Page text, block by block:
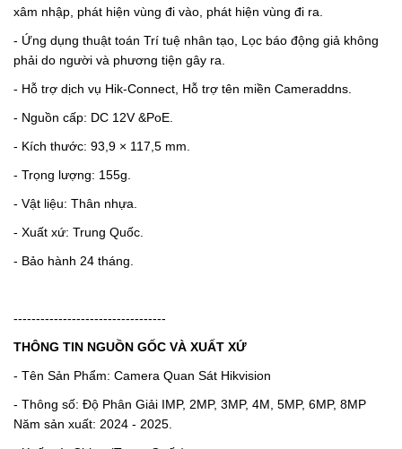
xâm nhập, phát hiện vùng đi vào, phát hiện vùng đi ra.
- Ứng dụng thuật toán Trí tuệ nhân tạo, Lọc báo động giả không
phải do người và phương tiện gây ra.
- Hỗ trợ dịch vụ Hik-Connect, Hỗ trợ tên miền Cameraddns.
- Nguồn cấp: DC 12V &PoE.
- Kích thước: 93,9 × 117,5 mm.
- Trọng lượng: 155g.
- Vật liệu: Thân nhựa.
- Xuất xứ: Trung Quốc.
- Bảo hành 24 tháng.
----------------------------------
THÔNG TIN NGUỒN GỐC VÀ XUẤT XỨ
- Tên Sản Phẩm: Camera Quan Sát Hikvision
- Thông số: Độ Phân Giải IMP, 2MP, 3MP, 4M, 5MP, 6MP, 8MP
Năm sản xuất: 2024 - 2025.